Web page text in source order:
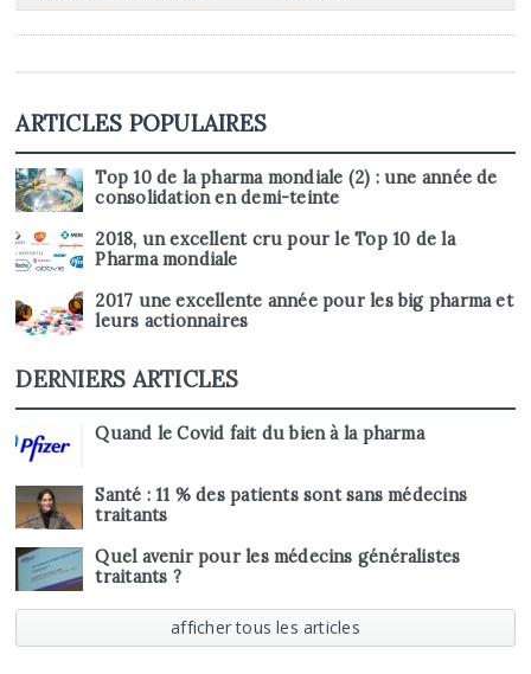
ARTICLES POPULAIRES
Top 10 de la pharma mondiale (2) : une année de
consolidation en demi-teinte
2018, un excellent cru pour le Top 10 de la
Pharma mondiale
2017 une excellente année pour les big pharma et
leurs actionnaires
DERNIERS ARTICLES
Quand le Covid fait du bien à la pharma
Santé : 11 % des patients sont sans médecins
traitants
Quel avenir pour les médecins généralistes
traitants ?
afficher tous les articles